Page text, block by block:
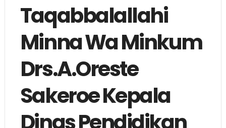
Taqabbalallahi
Minna Wa Minkum
Drs.A.Oreste
Sakeroe Kepala
Dinas Pendidikan